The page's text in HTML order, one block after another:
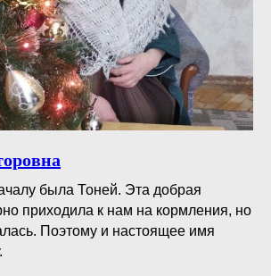
была Тоней. Эта добрая
приходила к нам на кормления, но
Поэтому и настоящее имя